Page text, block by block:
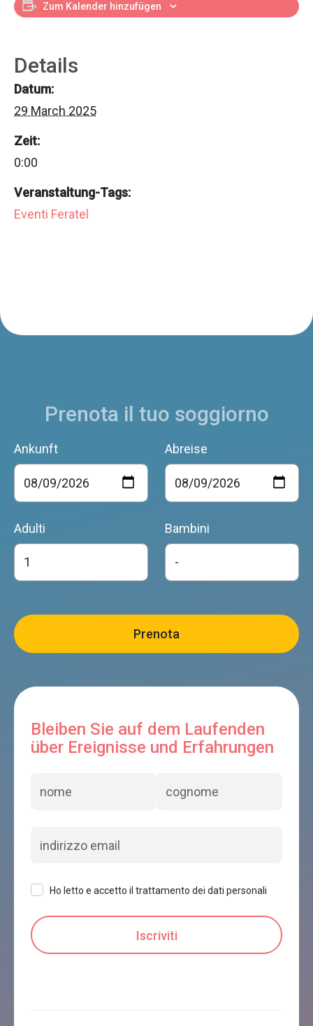
Zum Kalender hinzufügen
Details
Datum:
29 March 2025
Zeit:
0:00
Veranstaltung-Tags:
Eventi Feratel
Prenota il tuo soggiorno
Ankunft Abreise
Adulti Bambini
Bleiben Sie auf dem Laufenden
über Ereignisse und Erfahrungen
Ho letto e accetto il trattamento dei dati personali